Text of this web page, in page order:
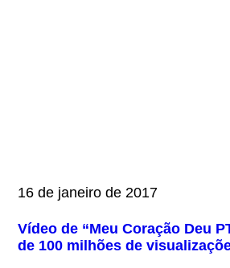
16 de janeiro de 2017
Vídeo de “Meu Coração Deu
de 100 milhões de